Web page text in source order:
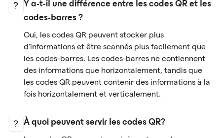
Y a-t-il une différence entre les codes QR et les
codes-barres ?
Oui, les codes QR peuvent stocker plus
d'informations et être scannés plus facilement que
les codes-barres. Les codes-barres ne contiennent
des informations que horizontalement, tandis que
les codes QR peuvent contenir des informations à la
fois horizontalement et verticalement.
À quoi peuvent servir les codes QR?